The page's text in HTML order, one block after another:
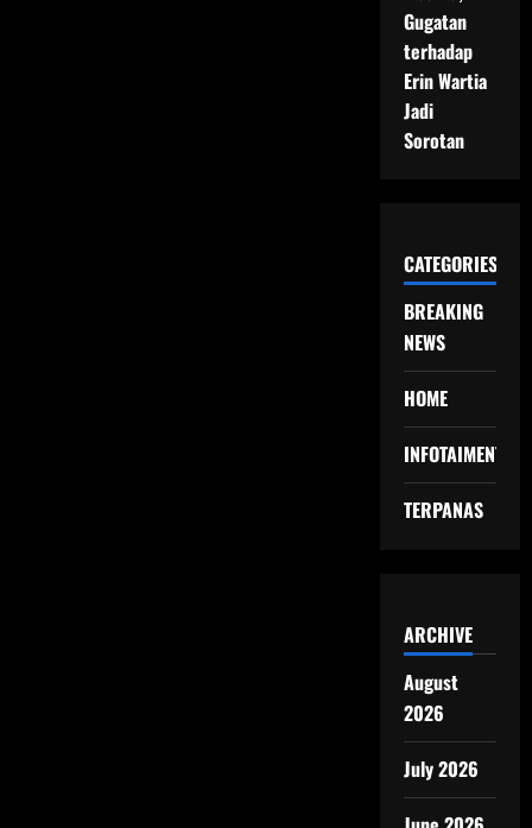
Gugatan
terhadap
Erin Wartia
Jadi
Sorotan
CATEGORIES
BREAKING
NEWS
HOME
INFOTAIMENT
TERPANAS
ARCHIVE
August
2026
July 2026